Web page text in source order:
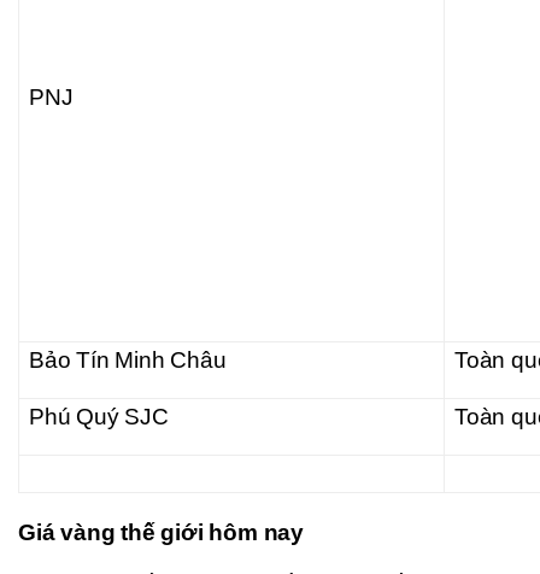
PNJ
Bảo Tín Minh Châu Toàn
Phú Quý SJC Toàn
Giá vàng thế giới hôm nay